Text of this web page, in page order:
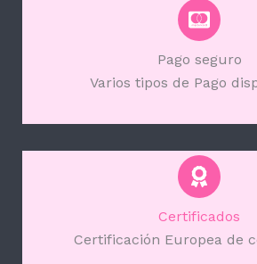
Pago seguro
Varios tipos de Pago
Certificados
Certificación Europea de